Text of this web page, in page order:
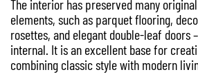
The interior has preserved many
elements, such as parquet flooring,
rosettes, and elegant double-leaf doors
internal. It is an excellent base for
combining classic style with modern